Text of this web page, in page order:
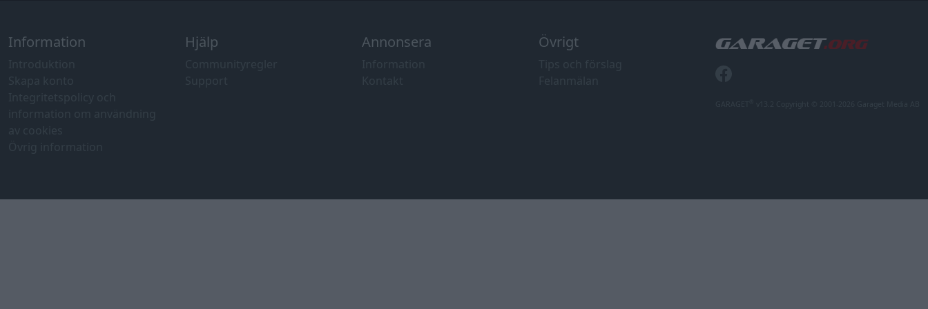
Information Hjälp Annonsera Övrigt